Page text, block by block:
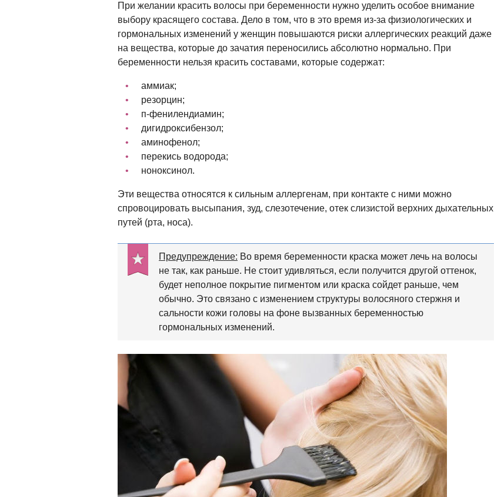
При желании красить волосы при беременности нужно уделить особое внимание
выбору красящего состава. Дело в том, что в это время из-за физиологических и
гормональных изменений у женщин повышаются риски аллергических реакций даже
на вещества, которые до зачатия переносились абсолютно нормально. При
беременности нельзя красить составами, которые содержат:
аммиак;
резорцин;
п-фенилендиамин;
дигидроксибензол;
аминофенол;
перекись водорода;
ноноксинол.
Эти вещества относятся к сильным аллергенам, при контакте с ними можно
спровоцировать высыпания, зуд, слезотечение, отек слизистой верхних дыхательных
путей (рта, носа).
Предупреждение: Во время беременности краска может лечь на волосы
не так, как раньше. Не стоит удивляться, если получится другой оттенок,
будет неполное покрытие пигментом или краска сойдет раньше, чем
обычно. Это связано с изменением структуры волосяного стержня и
сальности кожи головы на фоне вызванных беременностью
гормональных изменений.